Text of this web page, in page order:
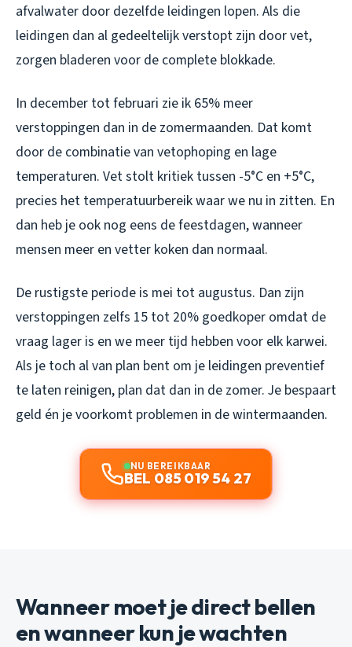
afvalwater door dezelfde leidingen lopen. Als die
leidingen dan al gedeeltelijk verstopt zijn door vet,
zorgen bladeren voor de complete blokkade.
In december tot februari zie ik 65% meer
verstoppingen dan in de zomermaanden. Dat komt
door de combinatie van vetophoping en lage
temperaturen. Vet stolt kritiek tussen -5°C en +5°C,
precies het temperatuurbereik waar we nu in zitten. En
dan heb je ook nog eens de feestdagen, wanneer
mensen meer en vetter koken dan normaal.
De rustigste periode is mei tot augustus. Dan zijn
verstoppingen zelfs 15 tot 20% goedkoper omdat de
vraag lager is en we meer tijd hebben voor elk karwei.
Als je toch al van plan bent om je leidingen preventief
te laten reinigen, plan dat dan in de zomer. Je bespaart
geld én je voorkomt problemen in de wintermaanden.
NU BEREIKBAAR
BEL 085 019 54 27
Wanneer moet je direct bellen
en wanneer kun je wachten